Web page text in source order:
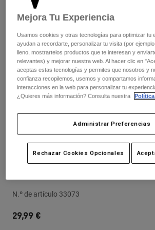
Pantalones largos
Pantalones cortos
Chaquetas y chalecos
Guantes
Protecciones
Accesorios
Pantalones
Guantes
Chaquetas
Protecciones
Gafas de protección
Calcetines
Mochilas y accesorios
Camisas
Ver todo
Mujer
Camisetas y tops
Sudaderas
Pantalones
Camisas
Niños
Protecciones
Calcetines
Ver todo
Moto
Pantalones
Gafas de Protección
Visera para el casco V3 RS
N.º de artículo 33073
29,99 €
Mejora Tu Experiencia
Usamos cookies y otras tecnologías para optimizar tu
ayudan a recordarte, personalizar tu visita (por
lleno, mostrartelos productos que te interesan y
relevantes) y mejorar nuestra web. Al hacer clic en
aceptas estas tecnologías y permites que nosotros y
confianza recopilemos, usemos y compartamos
interacciones en la web para personalizar tu
¿Quieres más información? Consulta nuestra
Administrar Preferencias
Rechazar Cookies Opcionales